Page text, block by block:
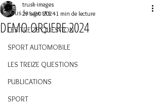
Tous les posts
LES TREIZE QUESTION
SPORT AUTOMOBILE
LES TREIZE QUESTIONS
PUBLICATIONS
SPORT
DEMO ORSIERE 2024
trusk-images
29 sept. 20241 min de lecture